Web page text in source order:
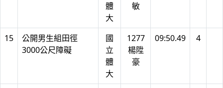
體
大
敏
15
公開男生組田徑
3000公尺障礙
國
立
體
大
1277
楊陞
豪
09:50.49 4